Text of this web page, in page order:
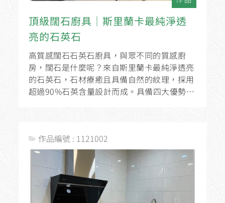
頂級闊石廚具│斯里蘭卡最純淨透
亮的石英石
高質感闊石石英石廚具，與眾不同的質感廚
房，闊石是什麼呢？來自斯里蘭卡最純淨透亮
的石英石，石材療癒且具備自然的紋理，採用
超過90%石英含量設計而成。具備四大優勢，
作品編號 : 1121002